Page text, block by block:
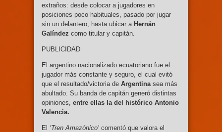
extraños: desde colocar a jugadores en
posiciones poco habituales, pasado por jugar
sin un delantero, hasta ubicar a Hernán
Galíndez como titular y capitán.
PUBLICIDAD
El argentino nacionalizado ecuatoriano fue el
jugador más constante y seguro, el cual evitó
que el resultado/victoria de Argentina sea más
abultado. Su banda de capitán generó distintas
opiniones, entre ellas la del histórico Antonio
Valencia.
El ‘Tren Amazónico’ comentó que valora el